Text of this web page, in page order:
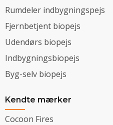
Rumdeler indbygningspejs
Fjernbetjent biopejs
Udendørs biopejs
Indbygningsbiopejs
Byg-selv biopejs
Kendte mærker
Cocoon Fires